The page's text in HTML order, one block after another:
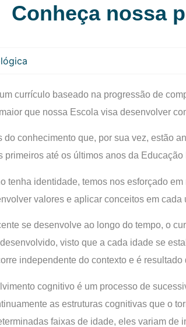
Conheça nossa
currículo baseado na progressão de
que nossa Escola visa desenvolver
conhecimento que, por sua vez, estão
primeiros até os últimos anos da Educação
tenha identidade, temos nos esforçado
valores e aplicar conceitos em
se desenvolve ao longo do tempo, o
visto que a cada idade se
independente do contexto e é
cognitivo é um processo de
as estruturas cognitivas que o
faixas de idade, eles variam